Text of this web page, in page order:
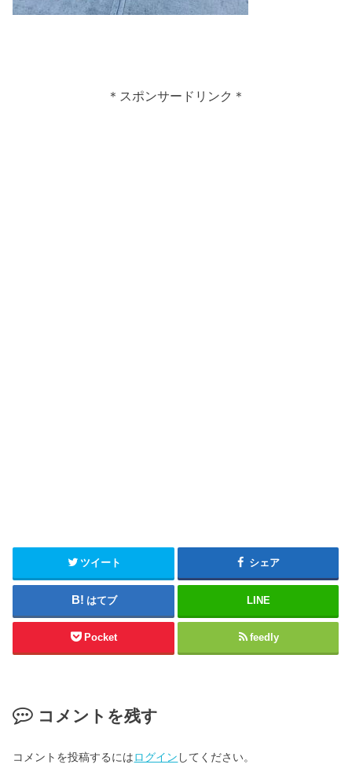
＊スポンサードリンク＊
ツイート シェア
はてブ LINE
Pocket feedly
コメントを残す
コメントを投稿するにはログイン してください。